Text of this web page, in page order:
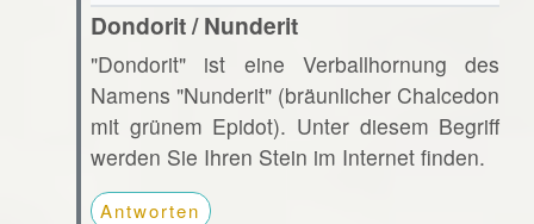
Dondorit / Nunderit
"Dondorit" ist eine Verballhornung des
Namens "Nunderit" (bräunlicher Chalcedon
mit grünem Epidot). Unter diesem Begriff
werden Sie Ihren Stein im Internet finden.
Antworten